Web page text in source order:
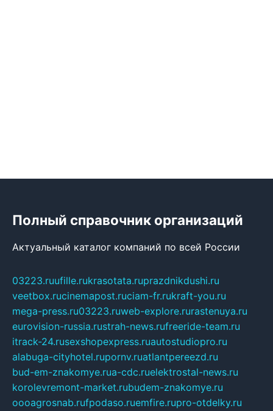
Полный справочник организаций
Актуальный каталог компаний по всей России
03223.ruufille.rukrasotata.ruprazdnikdushi.ru
veetbox.rucinemapost.ruciam-fr.rukraft-you.ru
mega-press.ru03223.ruweb-explore.rurastenuya.ru
eurovision-russia.rustrah-news.rufreeride-team.ru
itrack-24.rusexshopexpress.ruautostudiopro.ru
alabuga-cityhotel.rupornv.ruatlantpereezd.ru
bud-em-znakomye.rua-cdc.ruelektrostal-news.ru
korolevremont-market.rubudem-znakomye.ru
oooagrosnab.rufpodaso.ruemfire.rupro-otdelky.ru